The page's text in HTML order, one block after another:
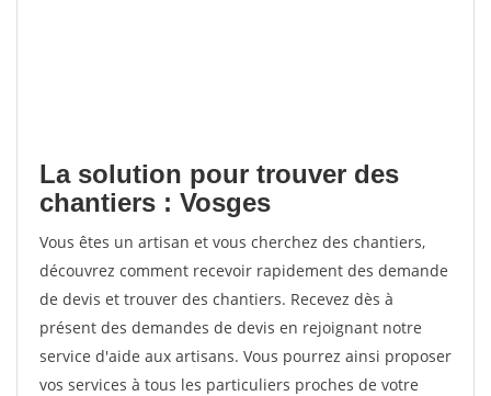
La solution pour trouver des
chantiers : Vosges
Vous êtes un artisan et vous cherchez des chantiers,
découvrez comment recevoir rapidement des demande
de devis et trouver des chantiers. Recevez dès à
présent des demandes de devis en rejoignant notre
service d'aide aux artisans. Vous pourrez ainsi proposer
vos services à tous les particuliers proches de votre